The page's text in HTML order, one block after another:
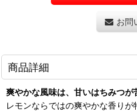
お問
商品詳細
爽やかな風味は、甘いはちみつが
レモンならではの爽やかな香りが